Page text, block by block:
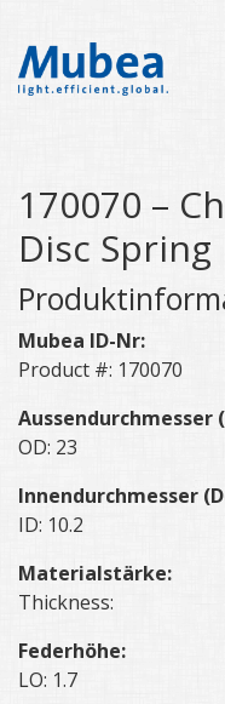
170070 –
Disc Spring
Mubea ID-Nr:
Product #: 170070
Aussendurchmesser
OD: 23
Innendurchmesser
ID: 10.2
Materialstärke:
Thickness:
Federhöhe:
LO: 1.7